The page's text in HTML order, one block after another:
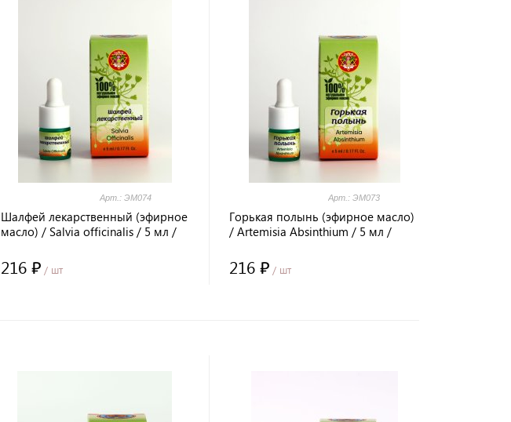
Арт.: ЭМ074
Шалфей лекарственный (эфирное
масло) / Salvia officinalis / 5 мл /
216 ₽/ шт
Арт.: ЭМ073
Горькая полынь (эфирное масло)
/ Artemisia Absinthium / 5 мл /
216 ₽ / шт